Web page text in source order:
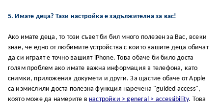
5. Имате деца? Тази настройка е задължителна за вас!
Ако имате деца, то този съвет би бил много полезен за Вас, всеки
знае, че едно от любимите устройства с които вашите деца обичат
да си играят е точно вашият iPhone. Това обаче би било доста
голям проблем ако имате важна информация в телефона, като
снимки, приложения докумети и други. За щастие обаче от Apple
са измислили доста полезна функция наречена "guided access",
която може да намерите в настройки > general > accessibility. Това